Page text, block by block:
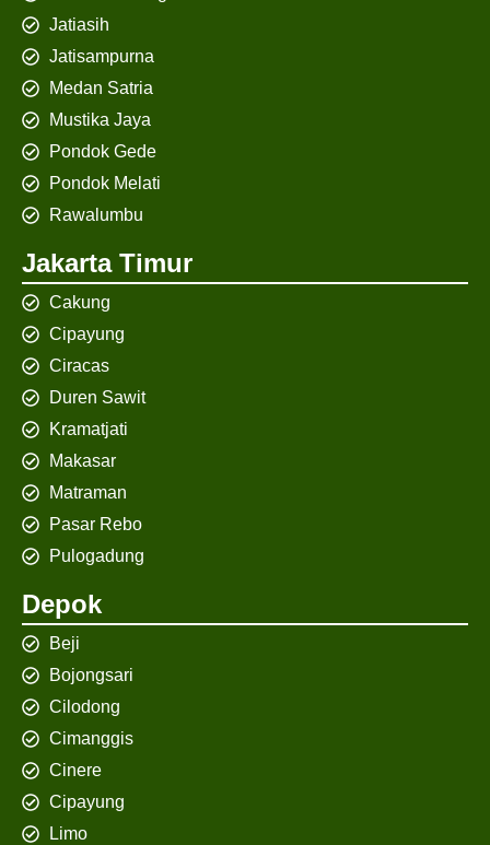
Jatiasih
Jatisampurna
Medan Satria
Mustika Jaya
Pondok Gede
Pondok Melati
Rawalumbu
Jakarta Timur
Cakung
Cipayung
Ciracas
Duren Sawit
Kramatjati
Makasar
Matraman
Pasar Rebo
Pulogadung
Depok
Beji
Bojongsari
Cilodong
Cimanggis
Cinere
Cipayung
Limo